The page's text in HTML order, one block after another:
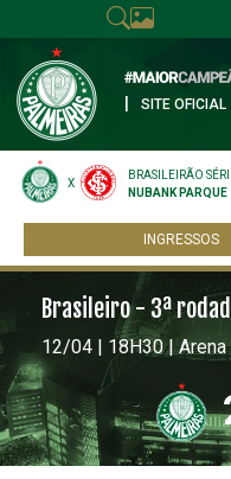
SITE OFICIAL
X
BRASILEIRÃO
NUBANK PARQUE
INGRESSOS
Brasileiro - 3ª
12/04 | 18H30 | Arena